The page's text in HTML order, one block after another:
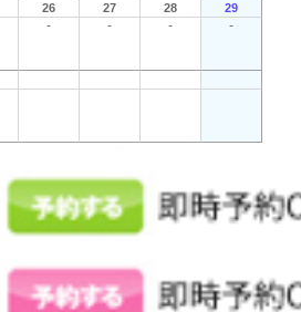
26 27 28 29
- - - -